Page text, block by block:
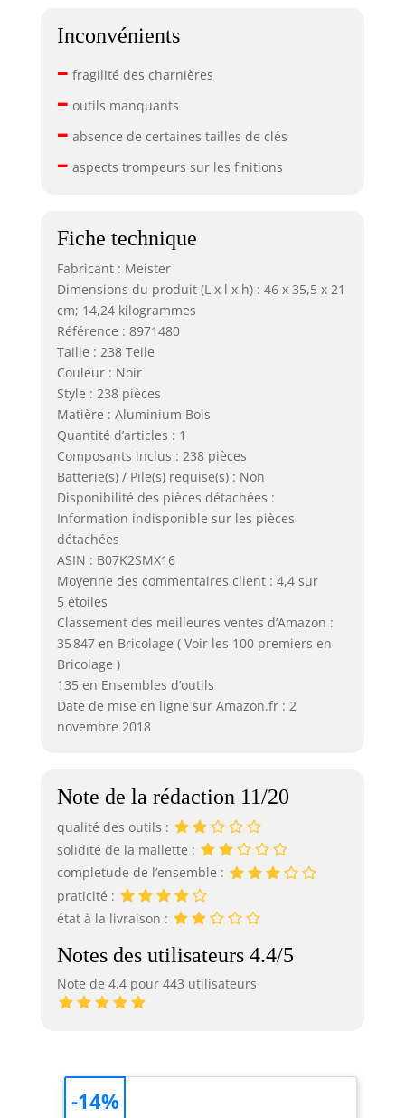
Inconvénients
– fragilité des charnières
– outils manquants
– absence de certaines tailles de clés
– aspects trompeurs sur les finitions
Fiche technique
Fabricant : Meister
Dimensions du produit (L x l x h) : 46 x 35,5 x 21
cm; 14,24 kilogrammes
Référence : 8971480
Taille : 238 Teile
Couleur : Noir
Style : 238 pièces
Matière : Aluminium Bois
Quantité d’articles : 1
Composants inclus : 238 pièces
Batterie(s) / Pile(s) requise(s) : Non
Disponibilité des pièces détachées :
Information indisponible sur les pièces
détachées
ASIN : B07K2SMX16
Moyenne des commentaires client : 4,4 sur
5 étoiles
Classement des meilleures ventes d’Amazon :
35 847 en Bricolage ( Voir les 100 premiers en
Bricolage )
135 en Ensembles d’outils
Date de mise en ligne sur Amazon.fr : 2
novembre 2018
Note de la rédaction 11/20
qualité des outils :
solidité de la mallette :
completude de l’ensemble :
praticité :
état à la livraison :
Notes des utilisateurs 4.4/5
Note de 4.4 pour 443 utilisateurs
-14%